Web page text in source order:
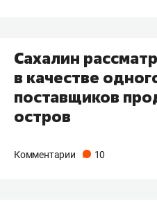
Сахалин
в качестве
поставщиков
остров
Комментарии 10